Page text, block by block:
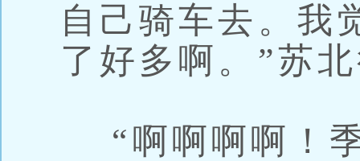
自己骑车去。我
了好多啊。”苏
“啊啊啊啊！